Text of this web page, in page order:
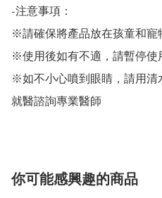
-注意事項：
※請確保將產品放在孩童和寵
※使用後如有不適，請暫停使
※如不小心噴到眼睛，請用清
就醫諮詢專業醫師
你可能感興趣的商品